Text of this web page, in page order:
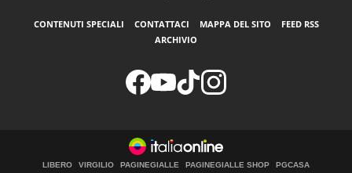
CONTENUTI SPECIALI CONTATTACI MAPPA DEL SITO
FEED RSS
ARCHIVIO
LIBERO VIRGILIO PAGINEGIALLE PAGINEGIALLE SHOP PGCASA